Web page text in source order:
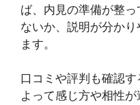
ば、内見の準備が整
ないか、説明が分か
ます。
口コミや評判も確認
よって感じ方や相性